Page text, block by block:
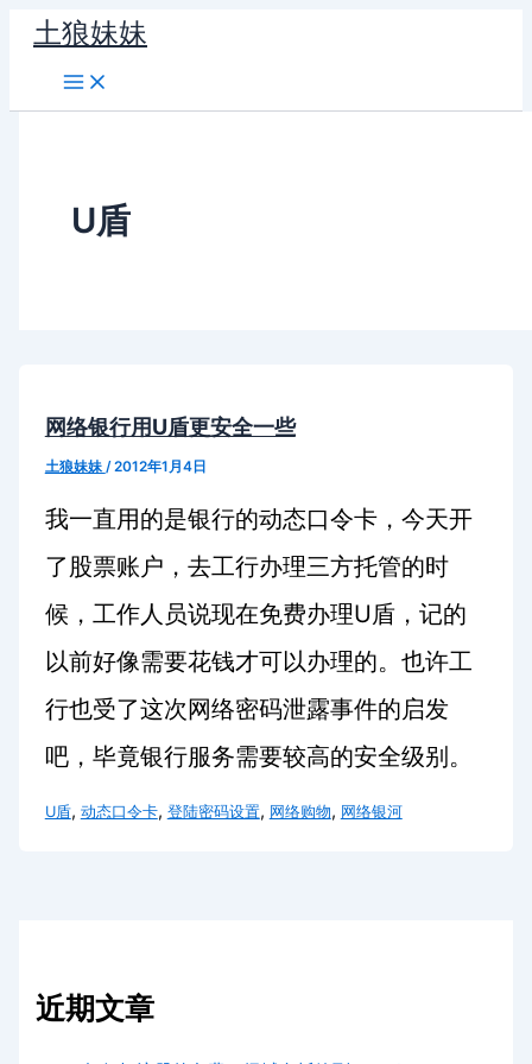
容
土狼妹妹
U盾
网络银行用U盾更安全一些
土狼妹妹 /2012年1月4日
我一直用的是银行的动态口令卡，今天开
了股票账户，去工行办理三方托管的时
候，工作人员说现在免费办理U盾，记的
以前好像需要花钱才可以办理的。也许工
行也受了这次网络密码泄露事件的启发
吧，毕竟银行服务需要较高的安全级别。
U盾, 动态口令卡, 登陆密码设置, 网络购物, 网络银河
近期文章